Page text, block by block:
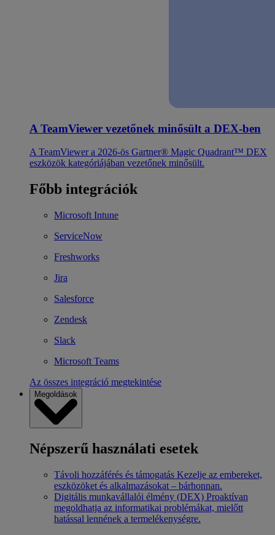
A TeamViewer vezetőnek minősült a DEX-ben
A TeamViewer a 2026-ös Gartner® Magic Quadrant™ DEX
eszközök kategóriájában vezetőnek minősült.
Főbb integrációk
Microsoft Intune
ServiceNow
Freshworks
Jira
Salesforce
Zendesk
Slack
Microsoft Teams
Az összes integráció megtekintése
Megoldások
Népszerű használati esetek
Távoli hozzáférés és támogatás Kezelje az embereket,
eszközöket és alkalmazásokat – bárhonnan.
Digitális munkavállalói élmény (DEX) Proaktívan
megoldhatja az informatikai problémákat, mielőtt
hatással lennének a termelékenységre.